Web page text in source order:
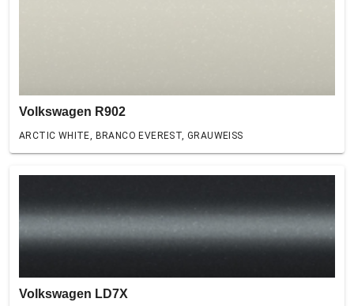
Volkswagen R902
ARCTIC WHITE, BRANCO EVEREST, GRAUWEISS
Volkswagen LD7X